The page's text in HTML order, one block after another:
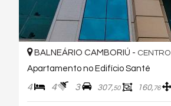
BALNEÁRIO CAMBORIÚ - CENTRO
Apartamento no Edifício Santé
4 4 3 307,50 160,76